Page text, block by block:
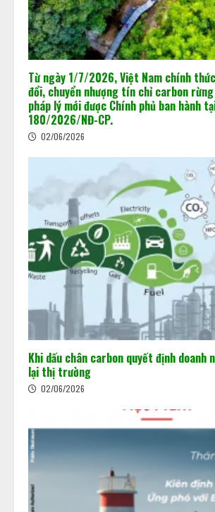
Từ ngày 1/7/2026, Việt Nam chính
đổi, chuyển nhượng tín chỉ carbon
pháp lý mới được Chính phủ ban hành
180/2026/NĐ-CP.
02/06/2026
Khi dấu chân carbon quyết định doanh
lại thị trường
02/06/2026